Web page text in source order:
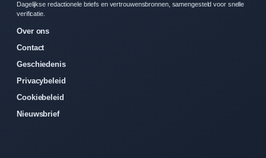
Dagelijkse redactionele briefs en vertrouwensbronnen, samengesteld voor snelle
verificatie.
Over ons
Contact
Geschiedenis
Privacybeleid
Cookiebeleid
Nieuwsbrief